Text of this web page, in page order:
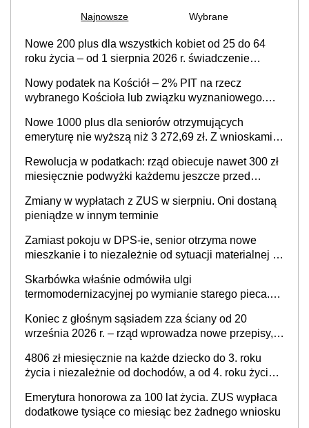
Najnowsze Wybrane
Nowe 200 plus dla wszystkich kobiet od 25 do 64
roku życia – od 1 sierpnia 2026 r. świadczenie
Nowy podatek na Kościół – 2% PIT na rzecz
wybranego Kościoła lub związku wyznaniowego.
finansowania
Nowe 1000 plus dla seniorów otrzymujących
emeryturę nie wyższą niż 3 272,69 zł. Z wnioskami
nie otrzymają
Rewolucja w podatkach: rząd obiecuje nawet 300 zł
miesięcznie podwyżki każdemu jeszcze przed
Zmiany w wypłatach z ZUS w sierpniu. Oni dostaną
pieniądze w innym terminie
Zamiast pokoju w DPS-ie, senior otrzyma nowe
mieszkanie i to niezależnie od sytuacji materialnej –
roku życia
Skarbówka właśnie odmówiła ulgi
termomodernizacyjnej po wymianie starego pieca.
Koniec z głośnym sąsiadem zza ściany od 20
września 2026 r. – rząd wprowadza nowe przepisy,
4806 zł miesięcznie na każde dziecko do 3. roku
życia i niezależnie od dochodów, a od 4. roku życia
spadku liczby urodzeń w Polsce
Emerytura honorowa za 100 lat życia. ZUS wypłaca
dodatkowe tysiące co miesiąc bez żadnego wniosku